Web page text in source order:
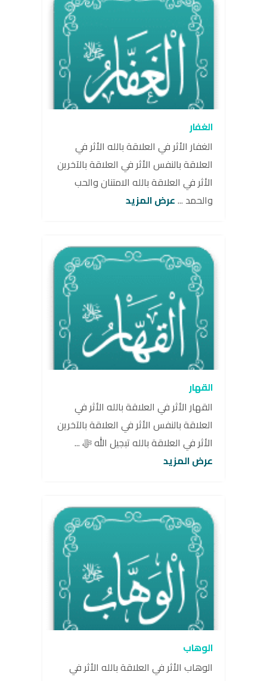
الغفار
الغفار الأثر في العلاقة بالله الأثر في
العلاقة بالنفس الأثر في العلاقة بالآخرين
الأثر في العلاقة بالله الامتنان والحب
والحمد ...عرض المزيد
القهار
القهار الأثر في العلاقة بالله الأثر في
العلاقة بالنفس الأثر في العلاقة بالآخرين
الأثر في العلاقة بالله تبجيل الله ﷻ ...
عرض المزيد
الوهاب
الوهاب الأثر في العلاقة بالله الأثر في